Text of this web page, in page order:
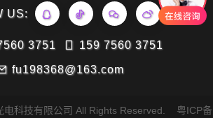
US:
3751 159 7560 3751
fu198368@163.com
电科技有限公司 All Rights Reserved.
粤ICP备